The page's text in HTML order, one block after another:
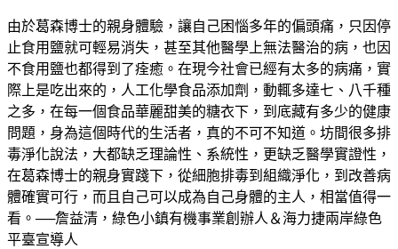
由於葛森博士的親身體驗，讓自己困惱多年的偏頭痛，只因停
止食用鹽就可輕易消失，甚至其他醫學上無法醫治的病，也因
不食用鹽也都得到了痊癒。在現今社會已經有太多的病痛，實
際上是吃出來的，人工化學食品添加劑，動輒多達七、八千種
之多，在每一個食品華麗甜美的糖衣下，到底藏有多少的健康
問題，身為這個時代的生活者，真的不可不知道。坊間很多排
毒淨化說法，大都缺乏理論性、系統性，更缺乏醫學實證性，
在葛森博士的親身實踐下，從細胞排毒到組織淨化，到改善病
體確實可行，而且自己可以成為自己身體的主人，相當值得一
看。──詹益清，綠色小鎮有機事業創辦人＆海力捷兩岸綠色
平臺宣導人